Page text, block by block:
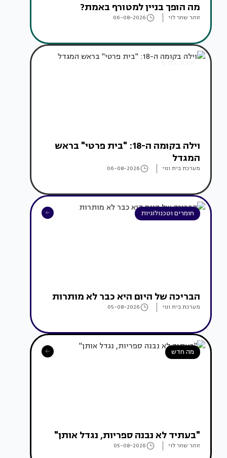
מה הופך בניין למטורף באמת?
זוהר שחר לוי 06-08-2026
עיצוב בתים
וילה בקומה ה-18: "בית פרטי" בראש
המגדל
מערכת בית ונוי 06-08-2026
חומרים וטכנולוגיות
הבריכה של היום היא כבר לא מותרות
מערכת בית ונוי 05-08-2026
מה חדש
"בעתיד לא נבנה ספריות, נגדל אותן"
זוהר שחר לוי 05-08-2026